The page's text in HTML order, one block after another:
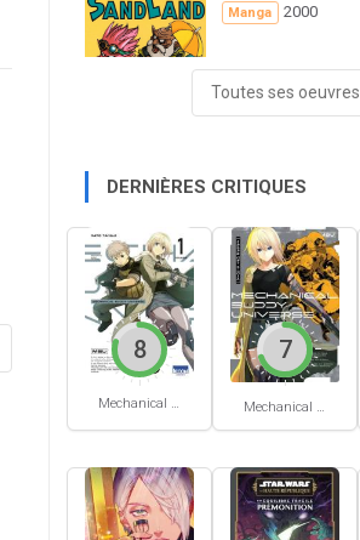
Manga 2000
Toutes ses oeuvres
DERNIÈRES CRITIQUES
Mechanical Buddy Universe #1
8
Mechanical Buddy Universe #0
7